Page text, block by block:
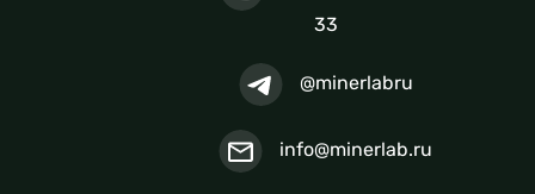
33
@minerlabru
info@minerlab.ru